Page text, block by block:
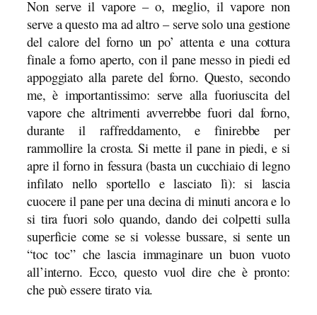
Non serve il vapore – o, meglio, il vapore non
serve a questo ma ad altro – serve solo una gestione
del calore del forno un po’ attenta e una cottura
finale a forno aperto, con il pane messo in piedi ed
appoggiato alla parete del forno. Questo, secondo
me, è importantissimo: serve alla fuoriuscita del
vapore che altrimenti avverrebbe fuori dal forno,
durante il raffreddamento, e finirebbe per
rammollire la crosta. Si mette il pane in piedi, e si
apre il forno in fessura (basta un cucchiaio di legno
infilato nello sportello e lasciato lì): si lascia
cuocere il pane per una decina di minuti ancora e lo
si tira fuori solo quando, dando dei colpetti sulla
superficie come se si volesse bussare, si sente un
“toc toc” che lascia immaginare un buon vuoto
all’interno. Ecco, questo vuol dire che è pronto:
che può essere tirato via.